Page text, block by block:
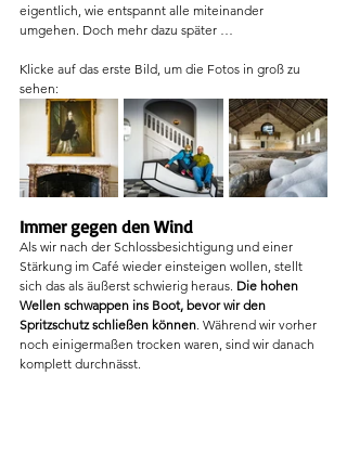
eigentlich, wie entspannt alle miteinander
umgehen. Doch mehr dazu später …
Klicke auf das erste Bild, um die Fotos in groß zu
sehen:
Immer gegen den Wind
Als wir nach der Schlossbesichtigung und einer
Stärkung im Café wieder einsteigen wollen, stellt
sich das als äußerst schwierig heraus. Die hohen
Wellen schwappen ins Boot, bevor wir den
Spritzschutz schließen können . Während wir vorher
noch einigermaßen trocken waren, sind wir danach
komplett durchnässt.